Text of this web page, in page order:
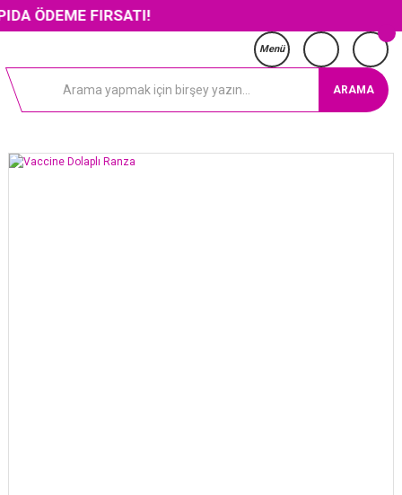
FIRSATI!
Menü
ARAMA